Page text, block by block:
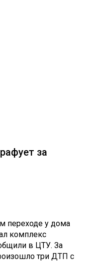
за
переходе у дома
комплекс
в ЦТУ. За
три ДТП с